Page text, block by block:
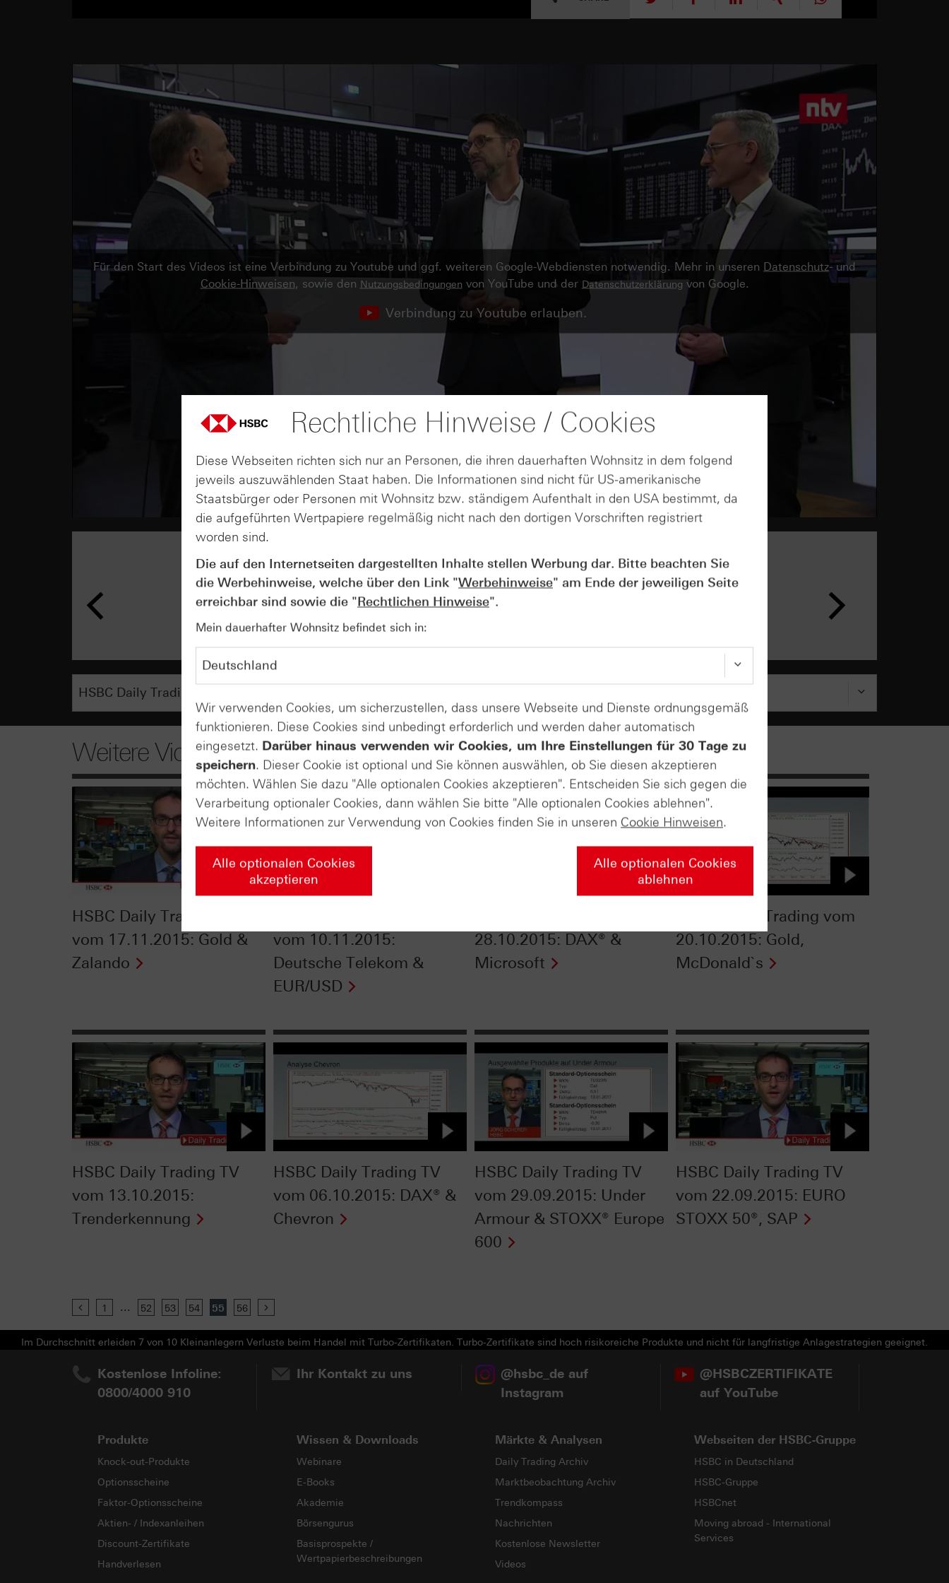
Für den Start des Videos ist eine Verbindung zu Youtube und ggf. weiteren Google-Webdiensten notwendig. Mehr in unseren Datenschutz- und
Cookie-Hinweisen, sowie den Nutzungsbedingungen von YouTube und der Datenschutzerklärungvon Google.
Verbindung zu Youtube erlauben.
AUGUST
04
Der Blick ins Kleingedruckte: Kosten &
Kündigungen bei Derivaten - Webinar
vom 04.08.2026
Weitere Videos
HSBC Daily Trading TV
vom 17.11.2015: Gold &
Zalando
vom 10.11.2015:
Deutsche Telekom &
EUR/USD
28.10.2015: DAX® &
Microsoft
HSBC Daily Trading vom
20.10.2015: Gold,
McDonald`s
HSBC Daily Trading TV
vom 13.10.2015:
Trenderkennung
HSBC Daily Trading TV
vom 06.10.2015: DAX® &
Chevron
HSBC Daily Trading TV
vom 29.09.2015: Under
Armour & STOXX® Europe
600
HSBC Daily Trading TV
vom 22.09.2015: EURO
STOXX 50®, SAP
Previous
1 ... 52 53 54 55 56
Im Durchschnitt erleiden 7 von 10 Kleinanlegern Verluste beim Handel mit Turbo-Zertifikaten. Turbo-Zertifikate sind hoch risikoreiche Produkte und nicht für langfristige Anlagestrategien geeignet.
Kostenlose Infoline:
0800/4000 910
Ihr Kontakt zu uns
@hsbc_de auf
Instagram
@HSBCZERTIFIKATE
auf YouTube
Produkte
Knock-out-Produkte
Optionsscheine
Faktor-Optionsscheine
Aktien- / Indexanleihen
Discount-Zertifikate
Handverlesen
Wissen & Downloads
Webinare
E-Books
Akademie
Börsengurus
Basisprospekte /
Wertpapierbeschreibungen
Märkte & Analysen
Daily Trading Archiv
Marktbeobachtung Archiv
Trendkompass
Nachrichten
Kostenlose Newsletter
Videos
Webseiten der HSBC-Gruppe
HSBC in Deutschland
HSBC-Gruppe
HSBCnet
Moving abroad - International
Services
Rechtliche Hinweise / Cookies
Diese Webseiten richten sich nur an Personen, die ihren dauerhaften Wohnsitz in dem folgend
jeweils auszuwählenden Staat haben. Die Informationen sind nicht für US-amerikanische
Staatsbürger oder Personen mit Wohnsitz bzw. ständigem Aufenthalt in den USA bestimmt, da
die aufgeführten Wertpapiere regelmäßig nicht nach den dortigen Vorschriften registriert
worden sind.
Die auf den Internetseiten dargestellten Inhalte stellen Werbung dar. Bitte beachten Sie
die Werbehinweise, welche über den Link "Werbehinweise" am Ende der jeweiligen Seite
erreichbar sind sowie die "Rechtlichen Hinweise".
Mein dauerhafter Wohnsitz befindet sich in:
Wir verwenden Cookies, um sicherzustellen, dass unsere Webseite und Dienste ordnungsgemäß
funktionieren. Diese Cookies sind unbedingt erforderlich und werden daher automatisch
eingesetzt. Darüber hinaus verwenden wir Cookies, um Ihre Einstellungen für 30 Tage zu
speichern. Dieser Cookie ist optional und Sie können auswählen, ob Sie diesen akzeptieren
möchten. Wählen Sie dazu "Alle optionalen Cookies akzeptieren". Entscheiden Sie sich gegen die
Verarbeitung optionaler Cookies, dann wählen Sie bitte "Alle optionalen Cookies ablehnen".
Weitere Informationen zur Verwendung von Cookies finden Sie in unseren Cookie Hinweisen.
Alle optionalen Cookies
akzeptieren
Alle optionalen Cookies
ablehnen